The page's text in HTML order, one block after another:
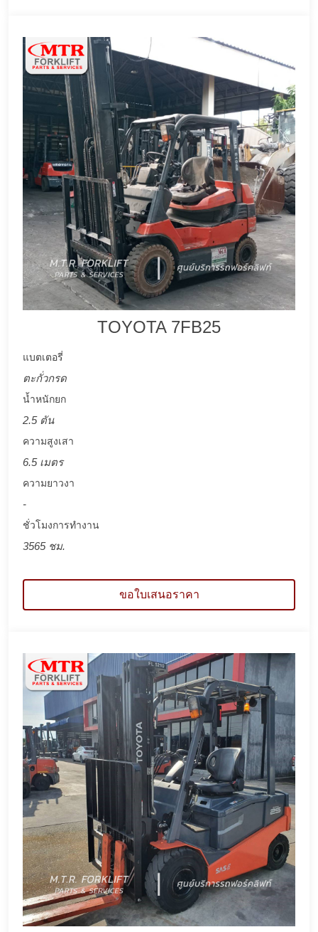
TOYOTA 7FB25
แบตเตอรี่
ตะกั่วกรด
น้ำหนักยก
2.5 ตัน
ความสูงเสา
6.5 เมตร
ความยาวงา
-
ชั่วโมงการทำงาน
3565 ชม.
ขอใบเสนอราคา